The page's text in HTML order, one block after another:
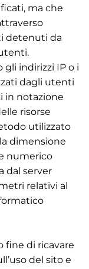
ma che
detenuti da
indirizzi IP o i
dagli utenti
in notazione
risorse
utilizzato
dimensione
numerico
dal server
relativi al
fine di ricavare
del sito e